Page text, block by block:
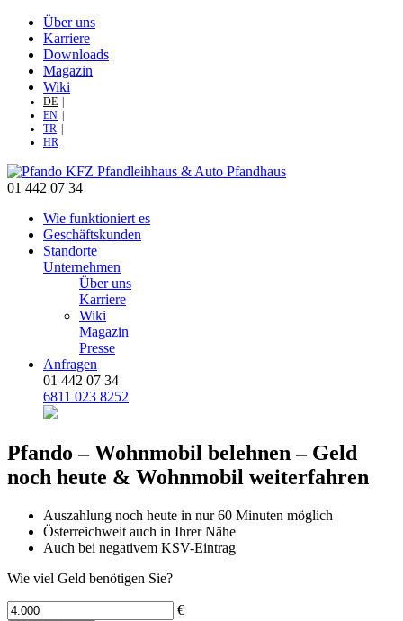
Über uns
Karriere
Downloads
Magazin
Wiki
DE
EN
TR
HR
01 442 07 34
Wie funktioniert es
Geschäftskunden
Standorte
Unternehmen
Über uns
Karriere
Wiki
Magazin
Presse
Anfragen
01 442 07 34
6811 023 8252
Pfando ‒ Wohnmobil belehnen – Geld
noch heute & Wohnmobil weiterfahren
Auszahlung noch heute in nur 60 Minuten möglich
Österreichweit auch in Ihrer Nähe
Auch bei negativem KSV-Eintrag
Wie viel Geld benötigen Sie?
€